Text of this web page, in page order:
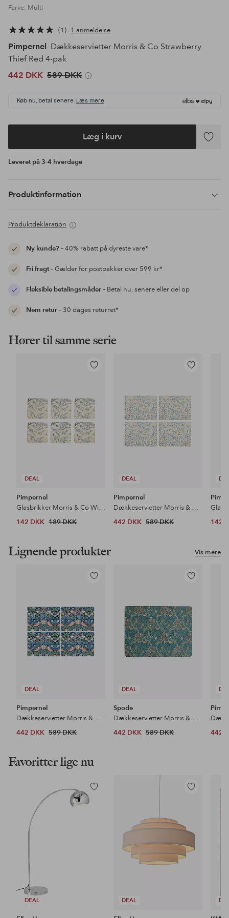
Farve: Multi
1 1 anmeldelse
Pimpernel
Dækkeservietter Morris & Co Strawberry
Thief Red 4-pak
442 DKK 589 DKK
Køb nu, betal senere. Læs mere
Læg i kurv
Tilføj
Leveret på 3-4 hverdage
Produktinformation
Produktdeklaration
Ny kunde?– 40% rabatt på dyreste vare*
Fri fragt– Gælder for postpakker over 599 kr*
Fleksible betalingsmåder– Betal nu, senere eller del op
Nem retur– 30 dages returret*
Hører til samme serie
DEAL
Tilføj
Pimpernel
Glasbrikker Morris & Co Willow Bough Blue 6-pak
142 DKK 189 DKK
DEAL
Tilføj
Pimpernel
Dækkeservietter Morris & Co Willow Bough Blue 4-pak
442 DKK 589 DKK 142
Vis mere
Lignende produkter
DEAL
Tilføj
Pimpernel
Dækkeservietter Morris & Co Strawberry Thief Blue 4-pak
442 DKK 589 DKK
DEAL
Tilføj
Spode
Dækkeservietter Morris & Co Seaweed 4-pak
442 DKK 589 DKK 442
Favoritter lige nu
DEAL
Tilføj
til
DEAL
Tilføj